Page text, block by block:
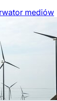
mediów